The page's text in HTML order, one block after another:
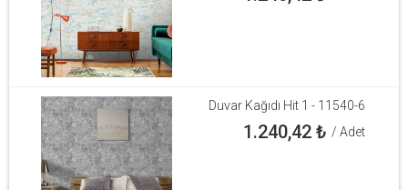
Duvar Kağıdı Hit 1 - 11540-6
1.240,42₺ / Adet